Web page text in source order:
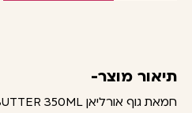
תיאור מוצר-